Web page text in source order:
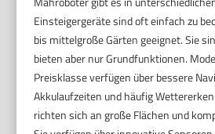
Einsteigergeräte sind oft einfach zu
bis mittelgroße Gärten geeignet. Sie
bieten aber nur Grundfunktionen.
Preisklasse verfügen über bessere
Akkulaufzeiten und häufig
richten sich an große Flächen und